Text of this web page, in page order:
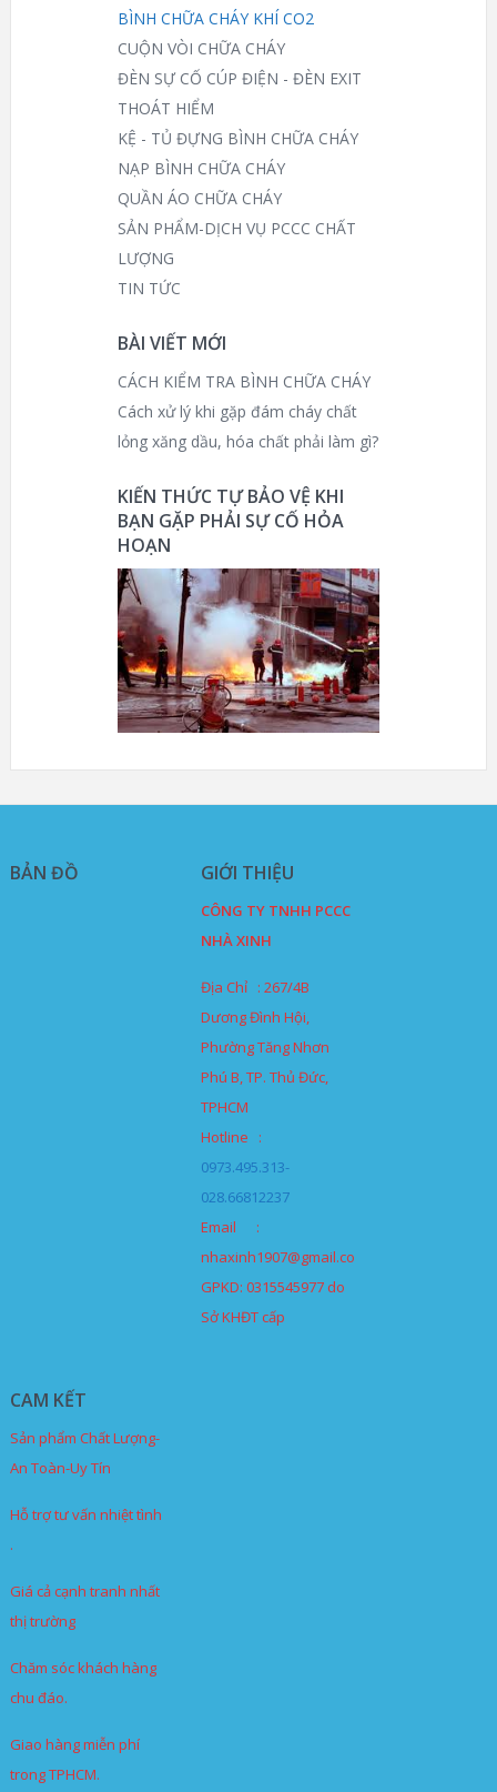
BÌNH CHỮA CHÁY KHÍ CO2
CUỘN VÒI CHỮA CHÁY
ĐÈN SỰ CỐ CÚP ĐIỆN - ĐÈN EXIT
THOÁT HIỂM
KỆ - TỦ ĐỰNG BÌNH CHỮA CHÁY
NẠP BÌNH CHỮA CHÁY
QUẦN ÁO CHỮA CHÁY
SẢN PHẨM-DỊCH VỤ PCCC CHẤT
LƯỢNG
TIN TỨC
BÀI VIẾT MỚI
CÁCH KIỂM TRA BÌNH CHỮA CHÁY
Cách xử lý khi gặp đám cháy chất
lỏng xăng dầu, hóa chất phải làm gì?
KIẾN THỨC TỰ BẢO VỆ KHI
BẠN GẶP PHẢI SỰ CỐ HỎA
HOẠN
BẢN ĐỒ GIỚI THIỆU
CÔNG TY TNHH PCCC
NHÀ XINH
Địa Chỉ : 267/4B
Dương Đình Hội,
Phường Tăng Nhơn
Phú B, TP. Thủ Đức,
TPHCM
Hotline :
0973.495.313-
028.66812237
Email :
nhaxinh1907@gmail.com
GPKD: 0315545977 do
Sở KHĐT cấp
CAM KẾT
Sản phẩm Chất Lượng-
An Toàn-Uy Tín
Hỗ trợ tư vấn nhiệt tình
.
Giá cả cạnh tranh nhất
thị trường
Chăm sóc khách hàng
chu đáo.
Giao hàng miễn phí
trong TPHCM.